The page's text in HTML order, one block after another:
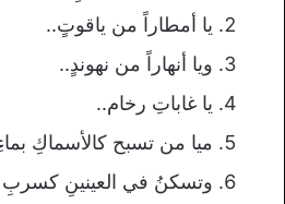
يا أمطاراً من ياقوتٍ..
ويا أنهاراً من نهوندٍ..
يا غاباتِ رخام..
ميا من تسبح كالأسماكِ
وتسكنُ في العينينِ كسربِ